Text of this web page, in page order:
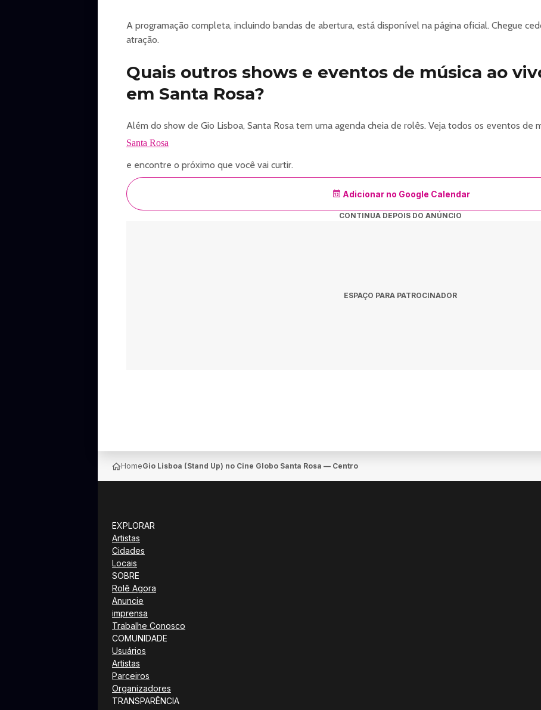
A programação completa, incluindo bandas de abertura, está disponível na página oficial. Chegue
atração.
Quais outros shows e eventos de música ao
em Santa Rosa?
Além do show de Gio Lisboa, Santa Rosa tem uma agenda cheia de rolês. Veja todos os eventos de
Santa Rosa
e encontre o próximo que você vai curtir.
Adicionar no Google Calendar
CONTINUA DEPOIS DO ANÚNCIO
ESPAÇO PARA PATROCINADOR
HomeGio Lisboa (Stand Up) no Cine Globo Santa Rosa — Centro
EXPLORAR
Artistas
Cidades
Locais
SOBRE
Rolê Agora
Anuncie
imprensa
Trabalhe Conosco
COMUNIDADE
Usuários
Artistas
Parceiros
Organizadores
TRANSPARÊNCIA